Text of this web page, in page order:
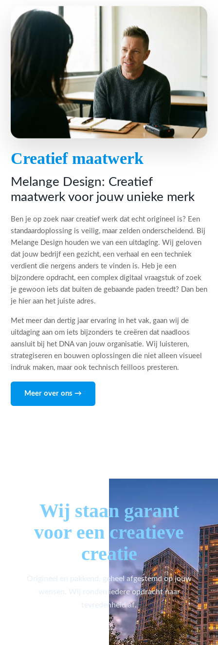
Creatief maatwerk
Melange Design: Creatief
maatwerk voor jouw unieke merk
Ben je op zoek naar creatief werk dat echt origineel is? Een
standaardoplossing is veilig, maar zelden onderscheidend. Bij
Melange Design houden we van een uitdaging. Wij geloven
dat jouw bedrijf een gezicht, een verhaal en een techniek
verdient die nergens anders te vinden is. Heb je een
bijzondere opdracht, een complex digitaal vraagstuk of zoek
je gewoon iets dat buiten de gebaande paden treedt? Dan ben
je hier aan het juiste adres.
Met meer dan dertig jaar ervaring in het vak, gaan wij de
uitdaging aan om iets bijzonders te creëren dat naadloos
aansluit bij het DNA van jouw organisatie. Wij luisteren,
strategiseren en bouwen oplossingen die niet alleen visueel
indruk maken, maar ook technisch feilloos presteren.
Meer over ons →
Wij staan garant
voor een creatieve
creatie
Origineel en pakkend, geheel afgestemd op jouw
wensen. Wij ronden iedere opdracht naar
tevredenheid af.